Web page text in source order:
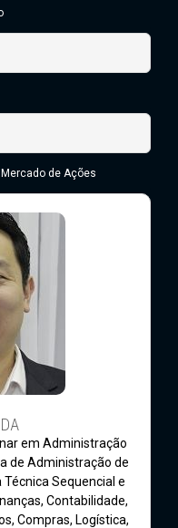
de Ações
em Administração
de Administração de
Sequencial e
Contabilidade,
Compras, Logística,